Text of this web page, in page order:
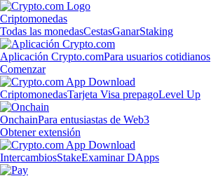
Criptomonedas
Todas las monedasCestasGanarStaking
Aplicación Crypto.comPara usuarios cotidianos
Comenzar
CriptomonedasTarjeta Visa prepagoLevel Up
OnchainPara entusiastas de Web3
Obtener extensión
IntercambiosStakeExaminar DApps